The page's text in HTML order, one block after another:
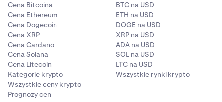
Cena Bitcoina
Cena Ethereum
Cena Dogecoin
Cena XRP
Cena Cardano
Cena Solana
Cena Litecoin
Kategorie krypto
Wszystkie ceny krypto
Prognozy cen
BTC na USD
ETH na USD
DOGE na USD
XRP na USD
ADA na USD
SOL na USD
LTC na USD
Wszystkie rynki krypto